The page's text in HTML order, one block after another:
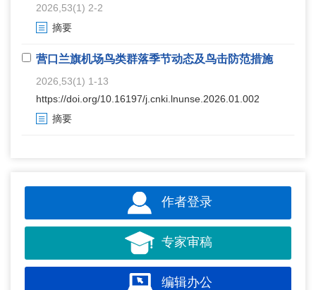
2026,53(1) 2-2
摘要
营口兰旗机场鸟类群落季节动态及鸟击防范措施
2026,53(1) 1-13
https://doi.org/10.16197/j.cnki.lnunse.2026.01.002
摘要
作者登录
专家审稿
编辑办公